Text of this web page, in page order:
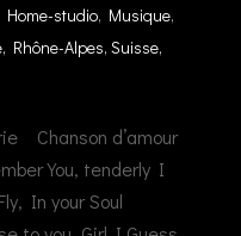
Home-studio, Musique,
Rhône-Alpes, Suisse,
Chanson d’amour
You, tenderly I
In your Soul